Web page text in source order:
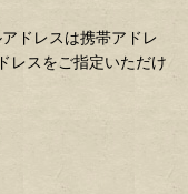
ドレスは携帯アドレ
レスをご指定いただけ